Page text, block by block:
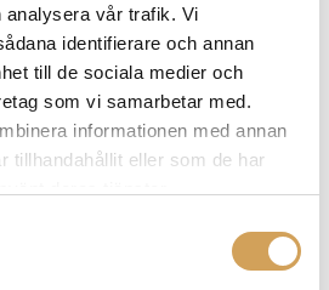
vår trafik. Vi
identifierare och annan
till de sociala medier och
som vi samarbetar med.
informationen med annan
tillhandahållit eller som de har
produktsidan
info » Den
här
produkten
har